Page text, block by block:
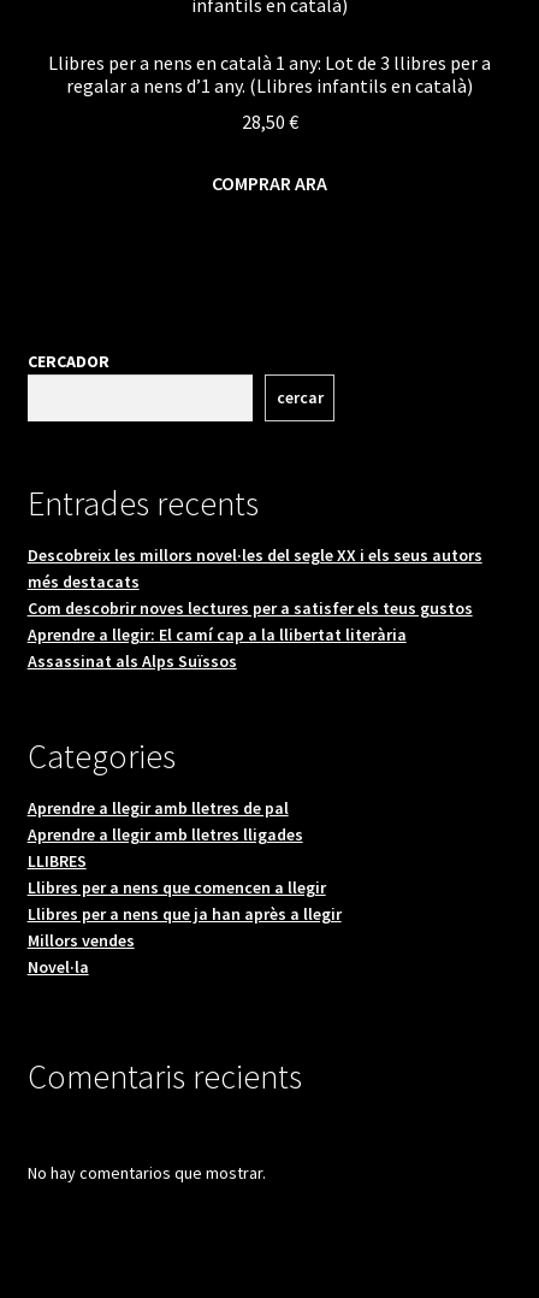
Llibres per a nens en català 1 any: Lot de 3 llibres per a
regalar a nens d’1 any. (Llibres infantils en català)
28,50 €
COMPRAR ARA
CERCADOR
cercar
Entrades recents
Descobreix les millors novel·les del segle XX i els seus autors
més destacats
Com descobrir noves lectures per a satisfer els teus gustos
Aprendre a llegir: El camí cap a la llibertat literària
Assassinat als Alps Suïssos
Categories
Aprendre a llegir amb lletres de pal
Aprendre a llegir amb lletres lligades
LLIBRES
Llibres per a nens que comencen a llegir
Llibres per a nens que ja han après a llegir
Millors vendes
Novel·la
Comentaris recients
No hay comentarios que mostrar.